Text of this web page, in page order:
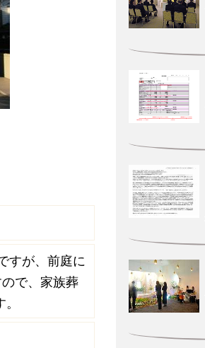
すが、前庭に
で、家族葬